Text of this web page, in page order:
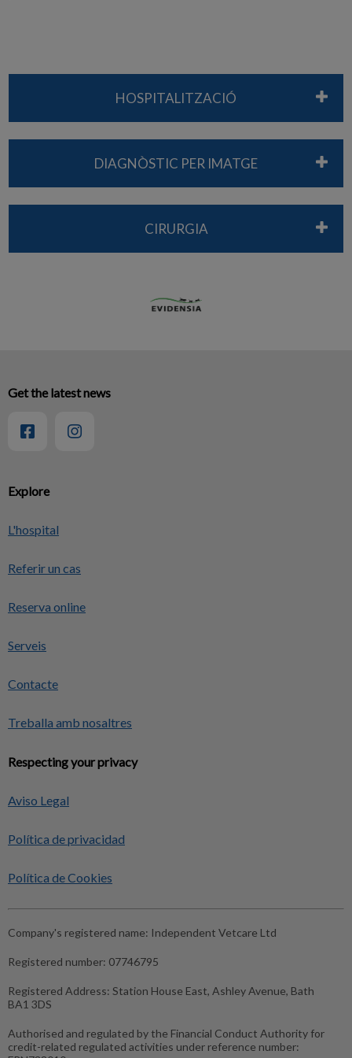
HOSPITALITZACIÓ
DIAGNÒSTIC PER IMATGE
CIRURGIA
Explore
L'hospital
Referir un cas
Reserva online
Serveis
Contacte
Treballa amb nosaltres
Respecting your privacy
Aviso Legal
Política de privacidad
Política de Cookies
Get the latest news
Company's registered name: Independent Vetcare Ltd
Registered number: 07746795
Registered Address: Station House East, Ashley Avenue, Bath
BA1 3DS
Authorised and regulated by the Financial Conduct Authority for
credit-related regulated activities under reference number: